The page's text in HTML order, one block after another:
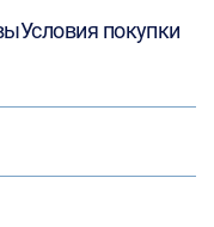
Условия покупки